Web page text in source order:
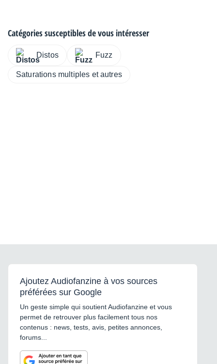
Catégories susceptibles de vous intéresser
Distos Fuzz
Saturations multiples et autres
Ajoutez Audiofanzine à vos sources
préférées sur Google
Un geste simple qui soutient Audiofanzine et vous
permet de retrouver plus facilement tous nos
contenus : news, tests, avis, petites annonces,
forums...